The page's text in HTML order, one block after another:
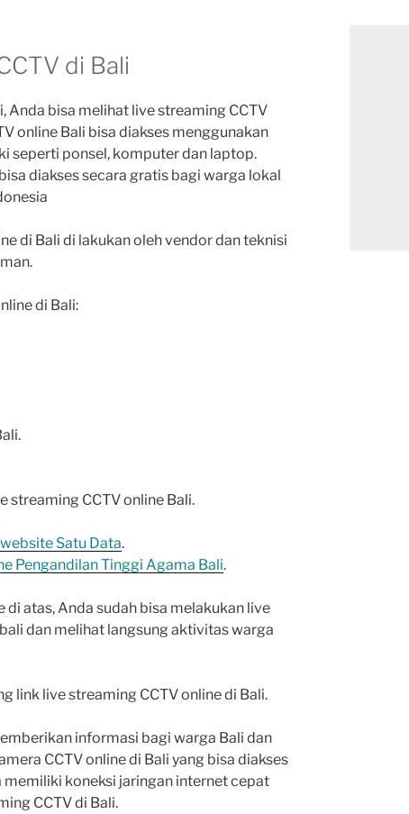
di Bali
Anda bisa melihat live streaming CCTV
online Bali bisa diakses menggunakan
seperti ponsel, komputer dan laptop.
diakses secara gratis bagi warga lokal
di Bali di lakukan oleh vendor dan teknisi
di Bali:
streaming CCTV online Bali.
Satu Data.
Pengandilan Tinggi Agama Bali.
di atas, Anda sudah bisa melakukan live
dan melihat langsung aktivitas warga
link live streaming CCTV online di Bali.
informasi bagi warga Bali dan
CCTV online di Bali yang bisa diakses
memiliki koneksi jaringan internet cepat
CCTV di Bali.